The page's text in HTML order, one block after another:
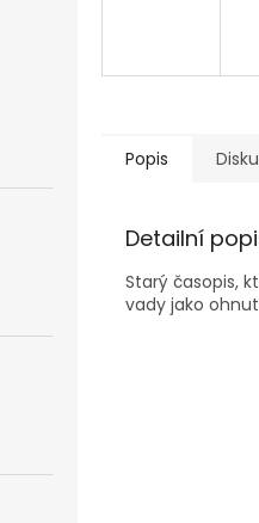
Popis
Detailní
Starý časopis,
vady jako